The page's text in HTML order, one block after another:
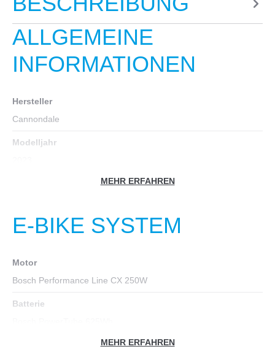
ALLGEMEINE
INFORMATIONEN
Hersteller
Cannondale
Modelljahr
Farbe
Geschlecht
Frauen, Unisex
Zoll
MEHR ERFAHREN
E-BIKE SYSTEM
Motor
Bosch Performance Line CX 250W
Batterie
MEHR ERFAHREN